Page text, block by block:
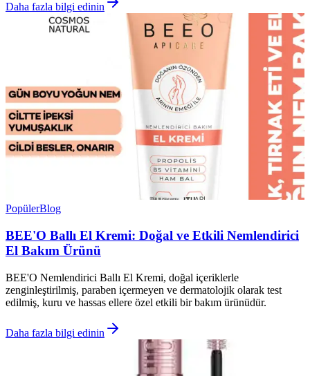
Daha fazla bilgi edinin
PopülerBlog
BEE'O Ballı El Kremi: Doğal ve Etkili Nemlendirici
El Bakım Ürünü
BEE'O Nemlendirici Ballı El Kremi, doğal içeriklerle
zenginleştirilmiş, paraben içermeyen ve dermatolojik olarak test
edilmiş, kuru ve hassas ellere özel etkili bir bakım ürünüdür.
Daha fazla bilgi edinin